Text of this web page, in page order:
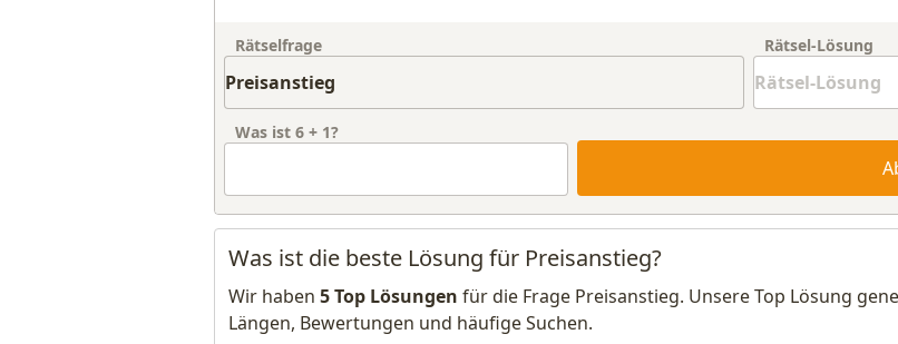
Rätselfrage Rätsel-Lösung
Was ist 6 + 1?
Was ist die beste Lösung für Preisanstieg?
Wir haben 5 Top Lösungen für die Frage Preisanstieg. Unsere Top Lösung
Längen, Bewertungen und häufige Suchen.